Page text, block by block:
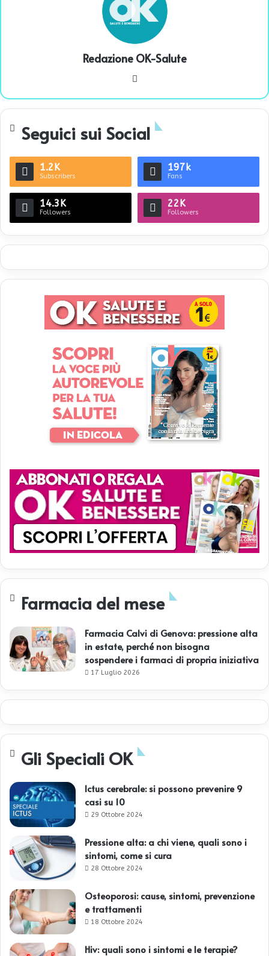
Redazione OK-Salute
te
Seguici sui Social
1.2K
Subscribers
197k
Fans
14.3K
Followers
22K
Followers
Farmacia del mese
Farmacia Calvi di Genova: pressione alta
in estate, perché non bisogna
sospendere i farmaci di propria iniziativa
17 Luglio 2026
Gli Speciali OK
Ictus cerebrale: si possono prevenire 9
casi su 10
29 Ottobre 2024
Pressione alta: a chi viene, quali sono i
sintomi, come si cura
28 Ottobre 2024
Osteoporosi: cause, sintomi, prevenzione
e trattamenti
18 Ottobre 2024
Hiv: quali sono i sintomi e le terapie?